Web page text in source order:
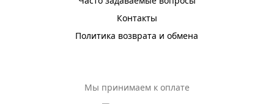
Контакты
Политика возврата и обмена
Мы принимаем к оплате